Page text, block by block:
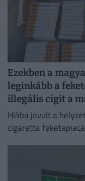
Ezekben a
leginkább a
illegális cigit a
Hiába javult a
cigaretta